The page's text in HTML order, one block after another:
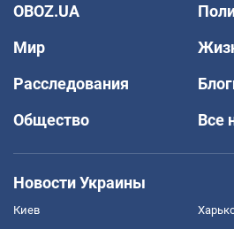
OBOZ.UA
Мир
Расследования
Общество
Все
Новости Украины
Киев